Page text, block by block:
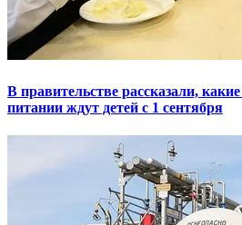
В правительстве рассказали,
питании ждут детей с 1 сентября